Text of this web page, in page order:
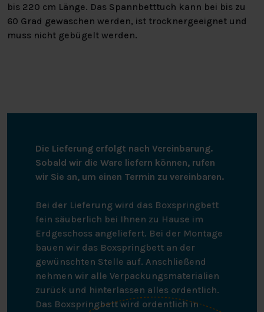
bis 220 cm Länge. Das Spannbetttuch kann bei bis zu
60 Grad gewaschen werden, ist trocknergeeignet und
muss nicht gebügelt werden.
Die Lieferung erfolgt nach Vereinbarung.
Sobald wir die Ware liefern können, rufen
wir Sie an, um einen Termin zu vereinbaren.
Bei der Lieferung wird das Boxspringbett
fein säuberlich bei Ihnen zu Hause im
Erdgeschoss angeliefert. Bei der Montage
bauen wir das Boxspringbett an der
gewünschten Stelle auf. Anschließend
nehmen wir alle Verpackungsmaterialien
zurück und hinterlassen alles ordentlich.
Das Boxspringbett wird ordentlich in